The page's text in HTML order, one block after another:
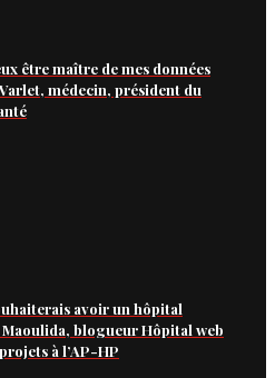
être maître de mes données
médecin, président du
avoir un hôpital
blogueur Hôpital web
à l’AP-HP